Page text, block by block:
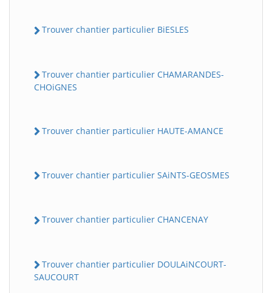
Trouver chantier particulier BiESLES
Trouver chantier particulier CHAMARANDES-
CHOiGNES
Trouver chantier particulier HAUTE-AMANCE
Trouver chantier particulier SAiNTS-GEOSMES
Trouver chantier particulier CHANCENAY
Trouver chantier particulier DOULAiNCOURT-
SAUCOURT